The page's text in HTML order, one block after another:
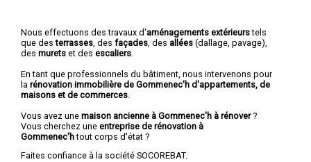
Nous effectuons des travaux d'aménagements extérieurstels
que desterrasses , des façades , des allées (dallage, pavage),
des murets et des escaliers
En tant que professionnels du bâtiment, nous intervenons pour
la rénovation immobilière de Gommenec'h d'appartements, de
maisons et de commerces
Vous avez une maison ancienne à Gommenec'h à rénover?
Vous cherchez une entreprise de rénovation à
Gommenec'htout corps d'état ?
Faites confiance à la société SOCOREBAT.